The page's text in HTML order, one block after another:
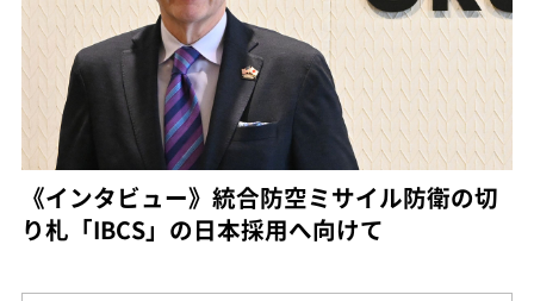
《インタビュー》統合防空ミサイル防衛の切
り札「IBCS」の日本採用へ向けて